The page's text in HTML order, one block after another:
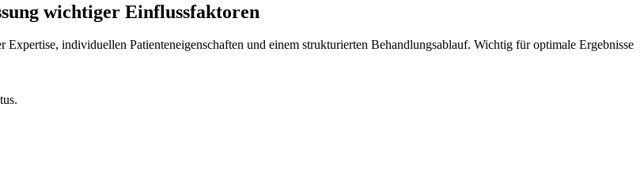
wichtiger Einflussfaktoren
individuellen Patienteneigenschaften und einem strukturierten Behandlungsablauf. Wichtig für optimale Ergebnisse